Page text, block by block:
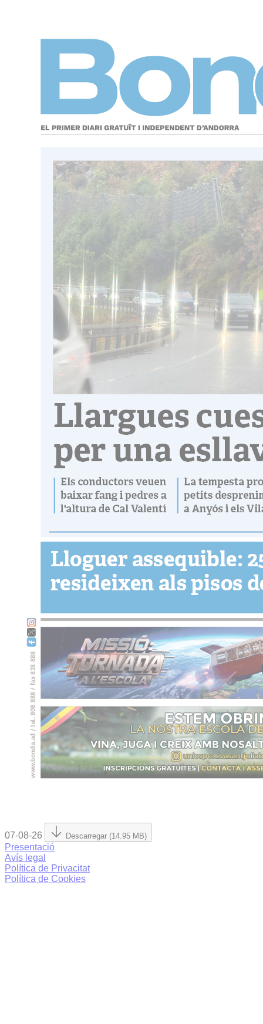
07-08-26 Descarregar (14.95 MB)
Presentació
Avís legal
Política de Privacitat
Política de Cookies